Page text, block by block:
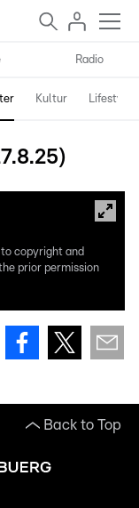
Radio
Kultur Lifestyle
to copyright and
prior permission
Back to Top